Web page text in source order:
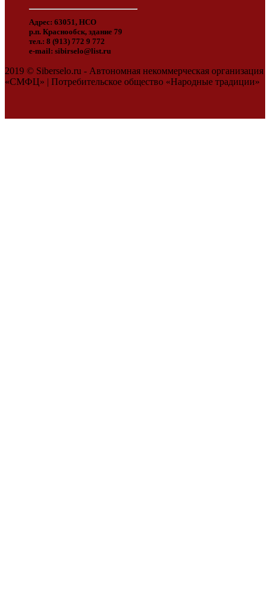
Адрес: 63051, НСО
р.п. Краснообск, здание 79
тел.: 8 (913) 772 9 772
e-mail: sibirselo@list.ru
2019 © Siberselo.ru - Автономная некоммерческая организация
«СМФЦ» | Потребительское общество «Народные традиции»